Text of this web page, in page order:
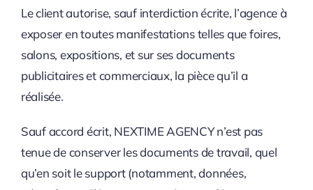
Le client autorise, sauf interdiction écrite, l’agence à
exposer en toutes manifestations telles que foires,
salons, expositions, et sur ses documents
publicitaires et commerciaux, la pièce qu’il a
réalisée.
Sauf accord écrit, NEXTIME AGENCY n’est pas
tenue de conserver les documents de travail, quel
qu’en soit le support (notamment, données,